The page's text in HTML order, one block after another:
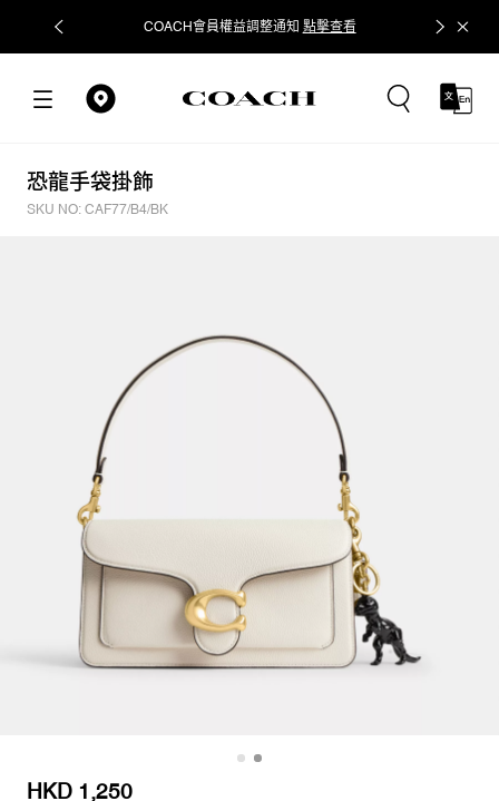
COACH會員權益調整通知 點擊查看 立即追蹤
恐龍手袋掛飾
SKU NO: CAF77/B4/BK
HKD 1,250